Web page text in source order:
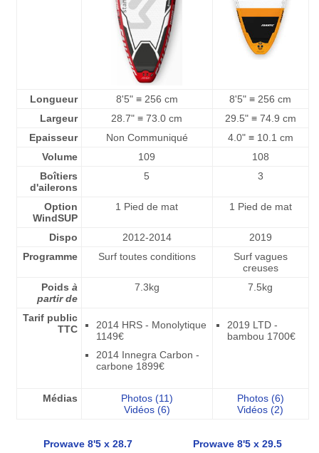
Longueur 8'5" ≡ 256 cm
8'5" ≡ 256 cm
Largeur
28.7" ≡ 73.0 cm
29.5" ≡ 74.9 cm
Epaisseur
Non Communiqué
4.0" ≡ 10.1 cm
Volume
109
108
Boîtiers
d'ailerons
5 3
Option
WindSUP
1 Pied de mat 1 Pied de mat
Dispo 2012-2014
2019
Programme
Surf toutes conditions
Surf vagues
creuses
Poids à
partir de
7.3kg 7.5kg
Tarif public
TTC
2014 HRS - Monolytique
1149€
2014 Innegra Carbon -
carbone 1899€
2019 LTD -
bambou 1700€
Médias
Photos (11)
Vidéos (6)
Photos (6)
Vidéos (2)
Prowave 8'5 x 28.7
Prowave 8'5 x 29.5